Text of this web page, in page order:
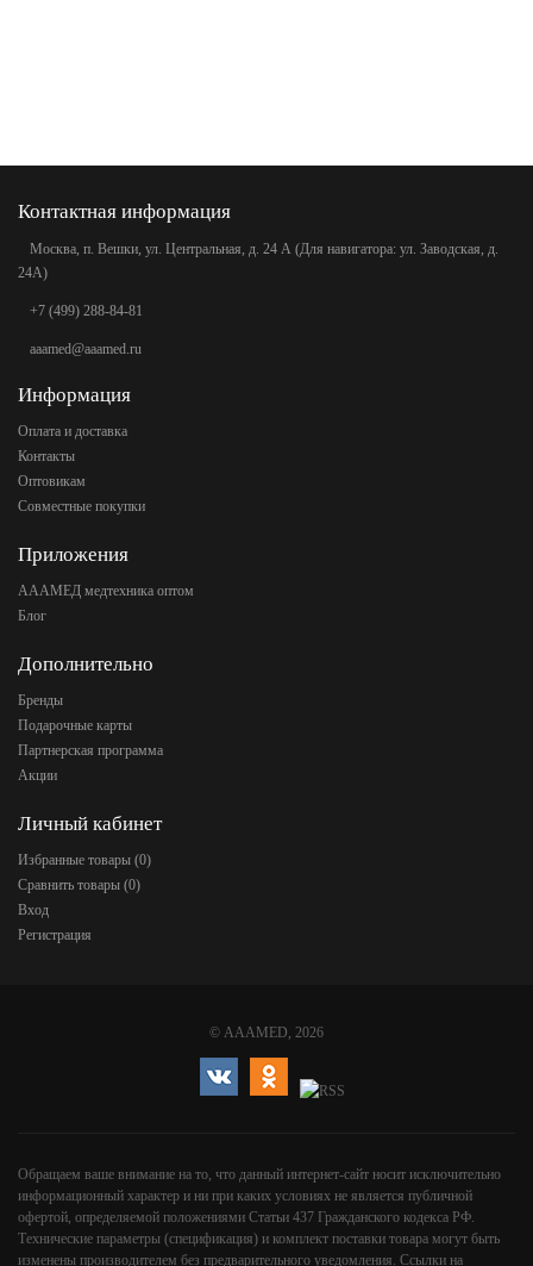
Контактная информация
Москва, п. Вешки, ул. Центральная, д. 24 А (Для навигатора: ул. Заводская, д.
24А)
+7 (499) 288-84-81
aaamed@aaamed.ru
Информация
Оплата и доставка
Контакты
Оптовикам
Совместные покупки
Приложения
АААМЕД медтехника оптом
Блог
Дополнительно
Бренды
Подарочные карты
Партнерская программа
Акции
Личный кабинет
Избранные товары (0)
Сравнить товары (0)
Вход
Регистрация
© AAAMED, 2026
Обращаем ваше внимание на то, что данный интернет-сайт носит исключительно
информационный характер и ни при каких условиях не является публичной
офертой, определяемой положениями Статьи 437 Гражданского кодекса РФ.
Технические параметры (спецификация) и комплект поставки товара могут быть
изменены производителем без предварительного уведомления. Ссылки на